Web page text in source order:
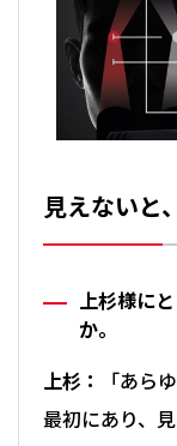
見えないと
上杉様に
か。
上杉：
「あら
最初にあり、